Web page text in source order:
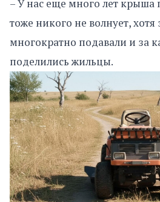
– У нас еще много лет крыша
тоже никого не волнует, хотя
многократно подавали и за
поделились жильцы.